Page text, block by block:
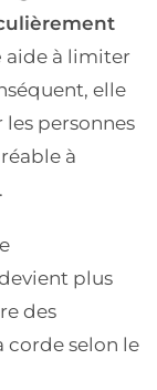
aide à limiter
elle
personnes
à
plus
des
corde selon le